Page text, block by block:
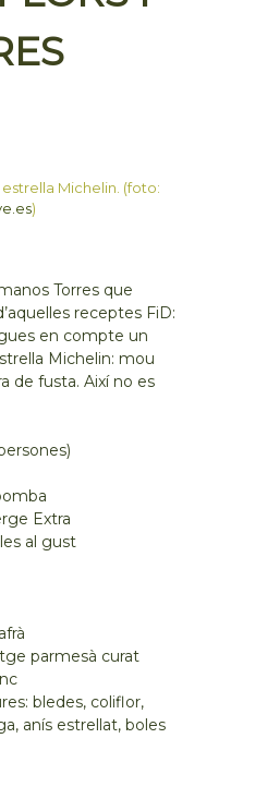
Michelin. (foto:
)
Torres que
receptes FiD:
en compte un
Michelin: mou
de fusta. Així no es
Extra
al gust
parmesà curat
bledes, coliflor,
anís estrellat, boles